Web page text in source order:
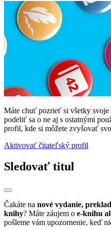
Máte chuť pozrieť si všetky svoje
podeliť sa o ne aj s ostatnými
profil, kde si môžete zvyšovať
Aktivovať čitateľský profil
Sledovať titul
Čakáte na nové vydanie,
knihy? Máte záujem o e-knihu
pošleme vám upozornenie, keď